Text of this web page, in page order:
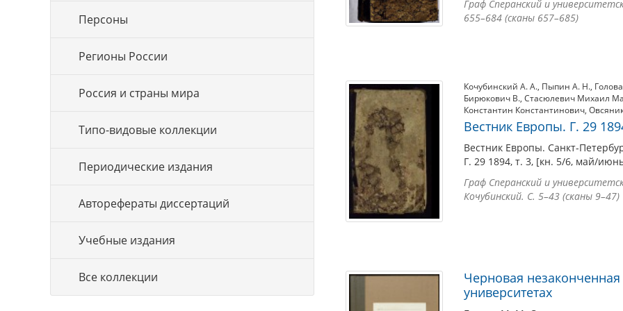
Персоны
Регионы России
Россия и страны мира
Типо-видовые коллекции
Периодические издания
Авторефераты диссертаций
Учебные издания
Все коллекции
Граф Сперанский и
655–684 (сканы 657–685)
Кочубинский А. А., Пыпин А. Н.,
Бирюкович В., Стасюлевич Михаил
Константин Константинович,
Вестник Европы. Г. 29
Вестник Европы. Санкт-
Г. 29 1894, т. 3, [кн. 5/6, май/
Граф Сперанский и
Кочубинский. С. 5–43 (сканы 9–47)
Черновая
университетах